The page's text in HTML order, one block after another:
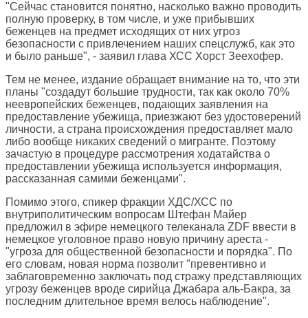
"Сейчас становится понятно, насколько важно проводить
полную проверку, в том числе, и уже прибывших
беженцев на предмет исходящих от них угроз
безопасности с привлечением наших спецслужб, как это
и было раньше", - заявил глава ХСС Хорст Зеехофер.
Тем не менее, издание обращает внимание на то, что эти
планы "создадут большие трудности, так как около 70%
неевропейских беженцев, подающих заявления на
предоставление убежища, приезжают без удостоверений
личности, а страна происхождения предоставляет мало
либо вообще никаких сведений о мигранте. Поэтому
зачастую в процедуре рассмотрения ходатайства о
предоставлении убежища используется информация,
рассказанная самими беженцами".
Помимо этого, спикер фракции ХДС/ХСС по
внутриполитическим вопросам Штефан Майер
предложил в эфире немецкого телеканала ZDF ввести в
немецкое уголовное право новую причину ареста -
"угроза для общественной безопасности и порядка". По
его словам, новая норма позволит "превентивно и
заблаговременно заключать под стражу представляющих
угрозу беженцев вроде сирийца Джабара аль-Бакра, за
последним длительное время велось наблюдение".